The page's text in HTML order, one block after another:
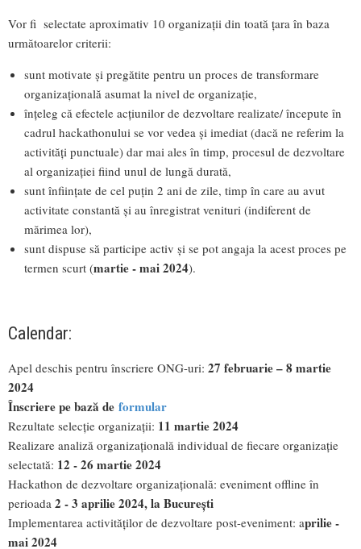
Vor fi selectate aproximativ 10 organizații din toată țara în baza
următoarelor criterii:
sunt motivate și pregătite pentru un proces de transformare
organizațională asumat la nivel de organizație,
înțeleg că efectele acțiunilor de dezvoltare realizate/ începute în
cadrul hackathonului se vor vedea și imediat (dacă ne referim la
activități punctuale) dar mai ales în timp, procesul de dezvoltare
al organizației fiind unul de lungă durată,
sunt înființate de cel puțin 2 ani de zile, timp în care au avut
activitate constantă și au înregistrat venituri (indiferent de
mărimea lor),
sunt dispuse să participe activ și se pot angaja la acest proces pe
termen scurt (martie - mai 2024).
Calendar:
Apel deschis pentru înscriere ONG-uri: 27 februarie – 8 martie
2024
Înscriere pe bază de formular
Rezultate selecție organizații: 11 martie 2024
Realizare analiză organizațională individual de fiecare organizație
selectată: 12 - 26 martie 2024
Hackathon de dezvoltare organizațională: eveniment offline în
perioada 2 - 3 aprilie 2024, la București
Implementarea activităților de dezvoltare post-eveniment: aprilie -
mai 2024